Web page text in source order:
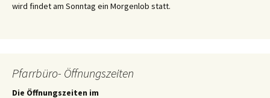
wird findet am Sonntag ein Morgenlob statt.
Pfarrbüro- Öffnungszeiten
Die Öffnungszeiten im